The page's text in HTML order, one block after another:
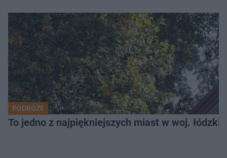
PODRÓŻE
To jedno z najpiękniejszych miast w woj.